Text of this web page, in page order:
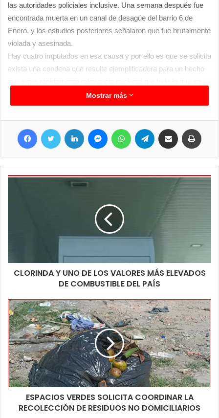
las autoridades policiales inclusive. Una semana después fue
encontrada muerta en un canal de desagüe del barrio 6 de
Enero, y los estudios posteriores señalaron que fue brutalmente
violada y asesinada.
Hay cuatro imputados en esa causa y por ello es que se solicita
exista una condena que resulte ejemplificadora para un hecho
dio en el contexto de un supuesto encuentro entre amigos que
término de la peor manera. La convocatoria para la marcha es
para este miércoles a las 09 hs. Partiendo desde la plaza de la
Madre por avenida San Martín, 25 de Mayo hasta frente al
edificio de tribunales de la ciudad de Clorinda.
Mostrar más
Facebook Twitter LinkedIn MessengerWhatsApp Telegram Compartir por correo electrónico
CLORINDA Y UNO DE LOS VALORES MÁS ELEVADOS
DE COMBUSTIBLE DEL PAÍS
ESPACIOS VERDES SOLICITA COORDINAR LA
RECOLECCIÓN DE RESIDUOS NO DOMICILIARIOS